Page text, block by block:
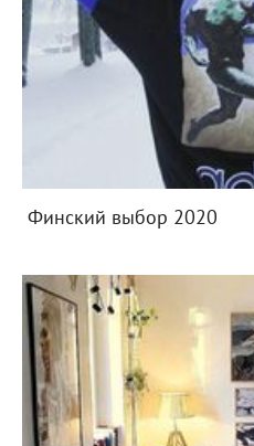
Финский выбор 2020